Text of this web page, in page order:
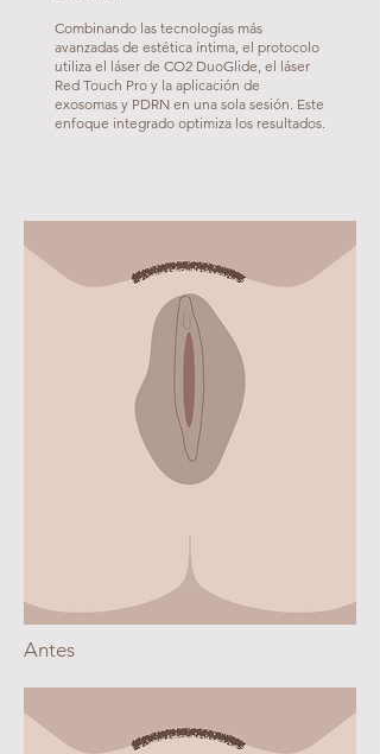
Combinando las tecnologías más
avanzadas de estética íntima, el protocolo
utiliza el láser de CO2 DuoGlide, el láser
Red Touch Pro y la aplicación de
exosomas y PDRN en una sola sesión. Este
enfoque integrado optimiza los resultados.
Antes